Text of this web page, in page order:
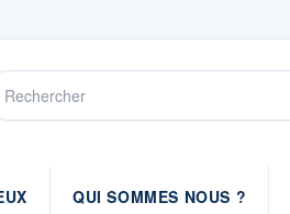
QUI SOMMES NOUS ?